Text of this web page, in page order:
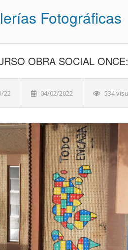
Fotográficas
OBRA SOCIAL
22 04/02/2022 534